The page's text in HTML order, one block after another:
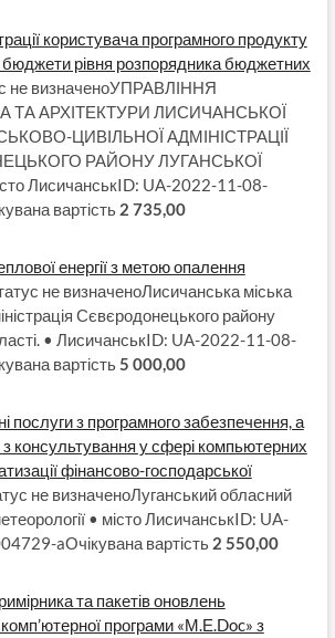
користувача програмного продукту
бюджети рівня розпорядника бюджетних
не визначеноУПРАВЛІННЯ
ТА АРХІТЕКТУРИ ЛИСИЧАНСЬКОЇ
ЦИВІЛЬНОЇ АДМІНІСТРАЦІЇ
РАЙОНУ ЛУГАНСЬКОЇ
ЛисичанськID: UA-2022-11-08-
вартість 2 735,00
енергії з метою опалення
не визначеноЛисичанська міська
Сєвєродонецького району
• ЛисичанськID: UA-2022-11-08-
вартість5 000,00
послуги з програмного забезпечення, а
консультування у сфері компьютерних
фінансово-господарської
не визначеноЛуганський обласний
• місто ЛисичанськID: UA-
aОчікувана вартість 2 550,00
та пакетів оновлень
програми «М.Е.Doc» з